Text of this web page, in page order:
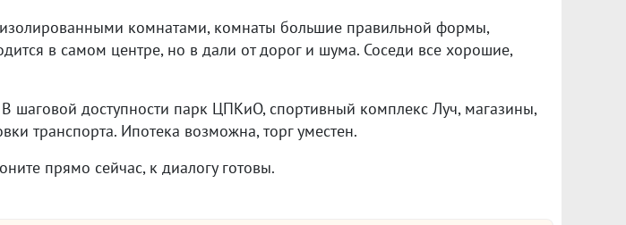
комнатами, комнаты большие правильной формы,
в самом центре, но в дали от дорог и шума. Соседи все хорошие,
шаговой доступности парк ЦПКиО, спортивный комплекс Луч, магазины,
транспорта. Ипотека возможна, торг уместен.
прямо сейчас, к диалогу готовы.